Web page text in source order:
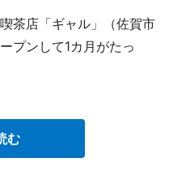
茶店「ギャル」（佐賀市
プンして1カ月がたっ
む